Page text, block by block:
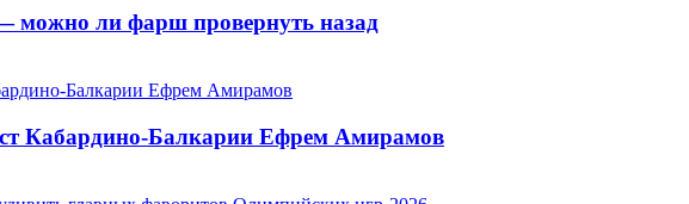
можно ли фарш провернуть назад
Кабардино-Балкарии Ефрем Амирамов